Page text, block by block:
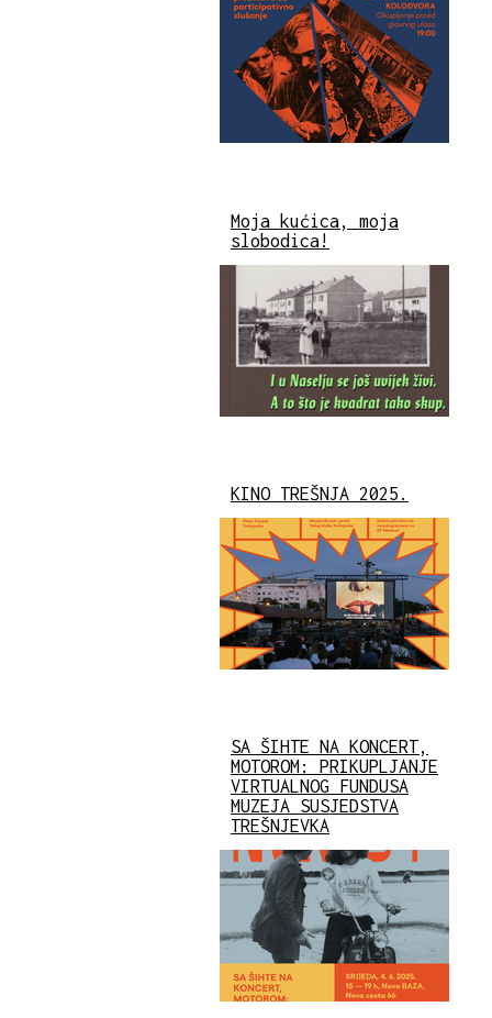
Moja kućica, moja
slobodica!
KINO TREŠNJA 2025.
SA ŠIHTE NA KONCERT,
MOTOROM: PRIKUPLJANJE
VIRTUALNOG FUNDUSA
MUZEJA SUSJEDSTVA
TREŠNJEVKA